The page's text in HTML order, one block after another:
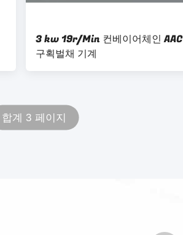
3 kw 19r/Min 컨베이어체인 AAC
구획벌채 기계
합계 3 페이지